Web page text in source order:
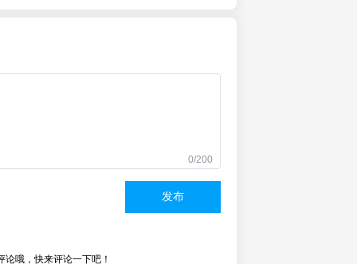
0/200
发布
论哦，快来评论一下吧！